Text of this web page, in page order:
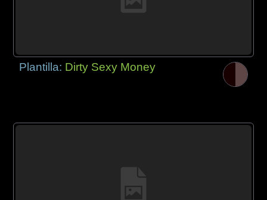
Plantilla: Dirty Sexy Money